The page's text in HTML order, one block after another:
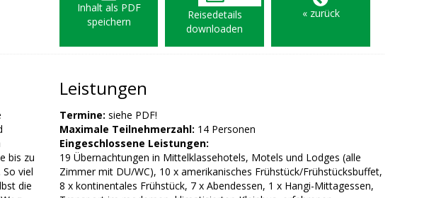
Inhalt als PDF
speichern
Reisedetails
downloaden
« zurück
bis zu
viel
die
Leistungen
Termine: siehe PDF!
Maximale Teilnehmerzahl: 14 Personen
Eingeschlossene Leistungen:
19 Übernachtungen in Mittelklassehotels, Motels und Lodges (alle
Zimmer mit DU/WC), 10 x amerikanisches Frühstück/Frühstücksbuffet,
8 x kontinentales Frühstück, 7 x Abendessen, 1 x Hangi-Mittagessen,